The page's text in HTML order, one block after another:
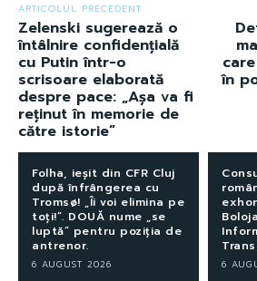
ARTICOLUL PRECEDENT
Zelenski sugerează o
întâlnire confidențială
cu Putin într-o
scrisoare elaborată
despre pace: „Așa va fi
reținut în memorie de
către istorie”
în
Folha, ieșit din CFR Cluj
după înfrângerea cu
Tromsø! „Îi voi elimina pe
toți!”. DOUĂ nume „se
luptă” pentru poziția de
antrenor.
6 AUGUST 2026 6